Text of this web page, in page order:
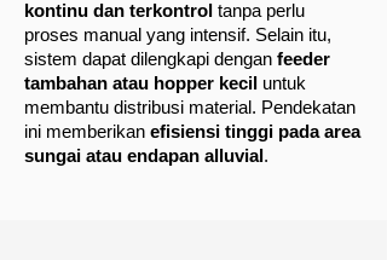
kontinu dan terkontrol tanpa perlu
proses manual yang intensif. Selain itu,
sistem dapat dilengkapi dengan feeder
tambahan atau hopper kecil untuk
membantu distribusi material. Pendekatan
ini memberikan efisiensi tinggi pada area
sungai atau endapan alluvial .